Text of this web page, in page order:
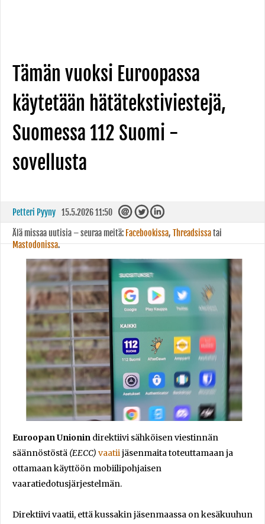
Tämän vuoksi Euroopassa
käytetään hätätekstiviestejä,
Suomessa 112 Suomi -
sovellusta
Petteri Pyyny 15.5.2026 11:50
Älä missaa uutisia – seuraa meitä: Facebookissa, Threadsissatai
Mastodonissa.
Euroopan Unionin direktiivi sähköisen viestinnän
säännöstöstä (EECC) vaatiijäsenmaita toteuttamaan ja
ottamaan käyttöön mobiilipohjaisen
vaaratiedotusjärjestelmän.
Direktiivi vaatii, että kussakin jäsenmaassa on kesäkuuhun